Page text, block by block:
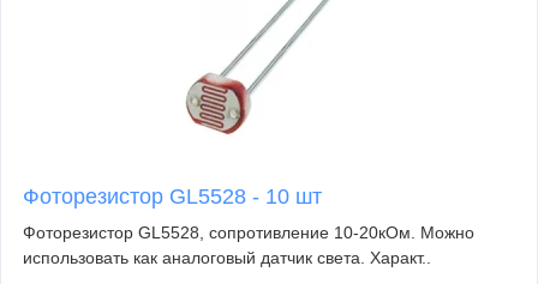
Фоторезистор GL5528 - 10 шт
Фоторезистор GL5528, сопротивление 10-20кОм. Можно
использовать как аналоговый датчик света. Характ..